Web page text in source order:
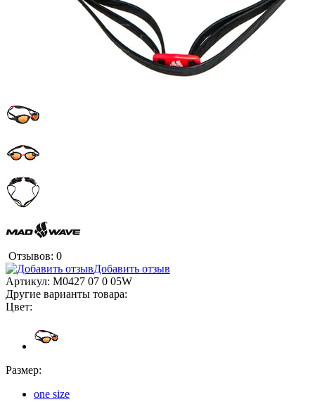
Отзывов: 0
Добавить отзыв
Артикул: M0427 07 0 05W
Другие варианты товара:
Цвет:
Размер:
one size